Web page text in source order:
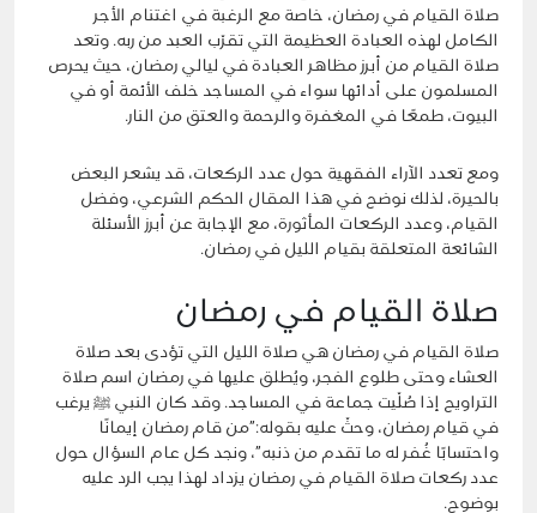
صلاة القيام في رمضان، خاصة مع الرغبة في اغتنام الأجر
الكامل لهذه العبادة العظيمة التي تقرّب العبد من ربه. وتعد
صلاة القيام من أبرز مظاهر العبادة في ليالي رمضان، حيث يحرص
المسلمون على أدائها سواء في المساجد خلف الأئمة أو في
البيوت، طمعًا في المغفرة والرحمة والعتق من النار.
ومع تعدد الآراء الفقهية حول عدد الركعات، قد يشعر البعض
بالحيرة، لذلك نوضح في هذا المقال الحكم الشرعي، وفضل
القيام، وعدد الركعات المأثورة، مع الإجابة عن أبرز الأسئلة
الشائعة المتعلقة بقيام الليل في رمضان.
صلاة القيام في رمضان
صلاة القيام في رمضان هي صلاة الليل التي تؤدى بعد صلاة
العشاء وحتى طلوع الفجر، ويُطلق عليها في رمضان اسم صلاة
التراويح إذا صُلّيت جماعة في المساجد. وقد كان النبي ﷺ يرغب
في قيام رمضان، وحثّ عليه بقوله:”من قام رمضان إيمانًا
واحتسابًا غُفر له ما تقدم من ذنبه”، ونجد كل عام السؤال حول
عدد ركعات صلاة القيام في رمضان يزداد لهذا يجب الرد عليه
بوضوح.